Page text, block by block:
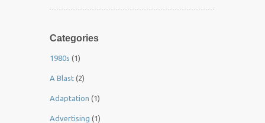
Categories
1980s (1)
A Blast (2)
Adaptation (1)
Advertising (1)